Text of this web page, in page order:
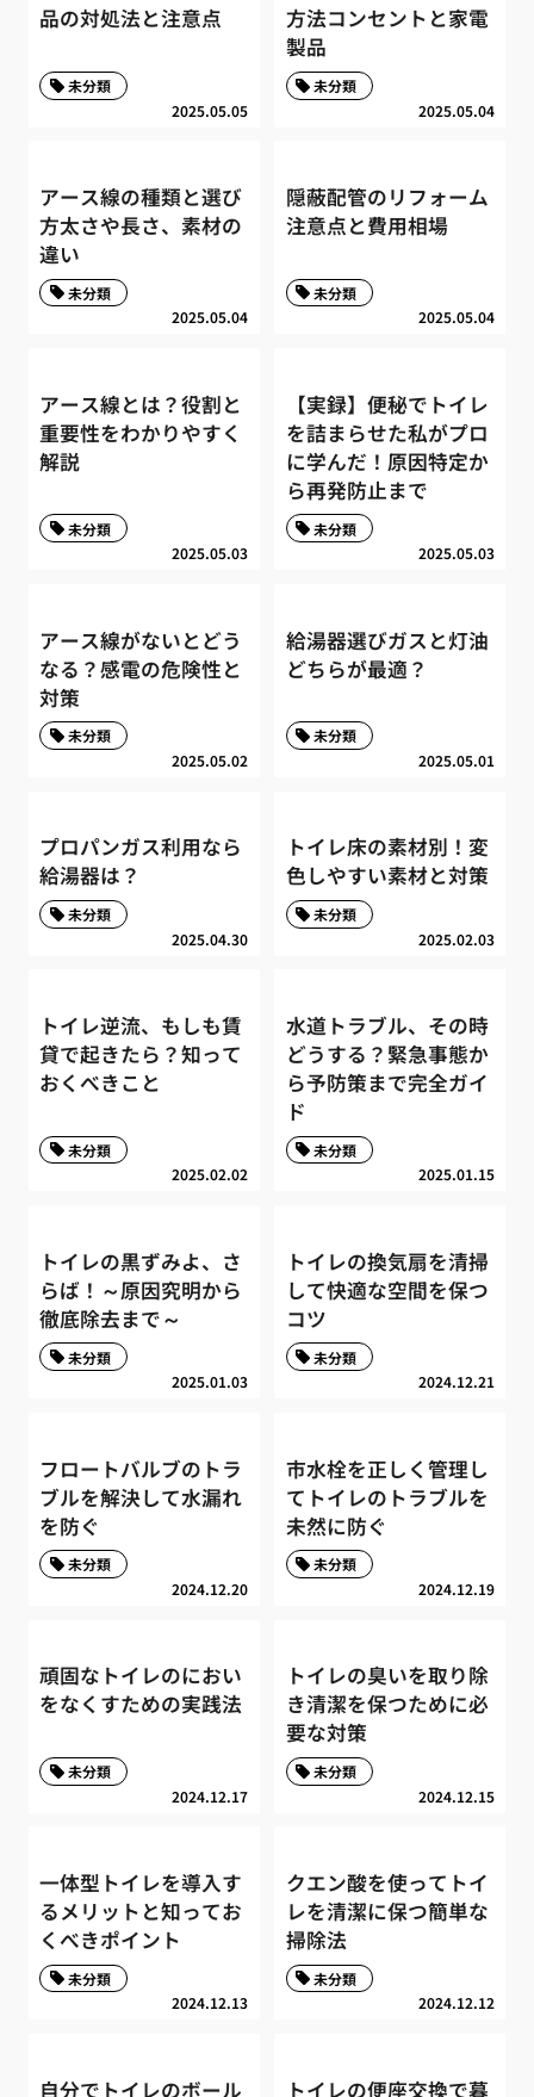
品の対処法と注意点
2025.05.05
未分類
方法コンセントと家電
製品
2025.05.04
未分類
アース線の種類と選び
方太さや長さ、素材の
違い
2025.05.04
未分類
隠蔽配管のリフォーム
注意点と費用相場
2025.05.04
未分類
アース線とは？役割と
重要性をわかりやすく
解説
2025.05.03
未分類
【実録】便秘でトイレ
を詰まらせた私がプロ
に学んだ！原因特定か
ら再発防止まで
2025.05.03
未分類
アース線がないとどう
なる？感電の危険性と
対策
2025.05.02
未分類
給湯器選びガスと灯油
どちらが最適？
2025.05.01
未分類
プロパンガス利用なら
給湯器は？
2025.04.30
未分類
トイレ床の素材別！変
色しやすい素材と対策
2025.02.03
未分類
トイレ逆流、もしも賃
貸で起きたら？知って
おくべきこと
2025.02.02
未分類
水道トラブル、その時
どうする？緊急事態か
ら予防策まで完全ガイ
ド
2025.01.15
未分類
トイレの黒ずみよ、さ
らば！～原因究明から
徹底除去まで～
2025.01.03
未分類
トイレの換気扇を清掃
して快適な空間を保つ
コツ
2024.12.21
未分類
フロートバルブのトラ
ブルを解決して水漏れ
を防ぐ
2024.12.20
未分類
市水栓を正しく管理し
てトイレのトラブルを
未然に防ぐ
2024.12.19
未分類
頑固なトイレのにおい
をなくすための実践法
2024.12.17
未分類
トイレの臭いを取り除
き清潔を保つために必
要な対策
2024.12.15
未分類
一体型トイレを導入す
るメリットと知ってお
くべきポイント
2024.12.13
未分類
クエン酸を使ってトイ
レを清潔に保つ簡単な
掃除法
2024.12.12
未分類
自分でトイレのボール
トイレの便座交換で暮